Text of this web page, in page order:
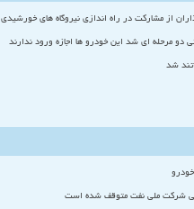
از مشارکت در راه اندازی نیروگاه های خورشیدی
دو مرحله ای شد این خودرو ها اجازه ورود ندارند
شد
شرکت ملی نفت متوقف شده است